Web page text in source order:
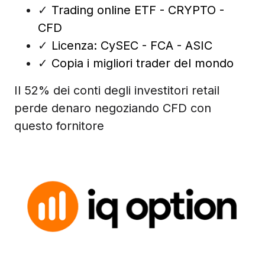
✓ Trading online ETF - CRYPTO -
CFD
✓ Licenza: CySEC - FCA - ASIC
✓ Copia i migliori trader del mondo
Il 52% dei conti degli investitori retail
perde denaro negoziando CFD con
questo fornitore